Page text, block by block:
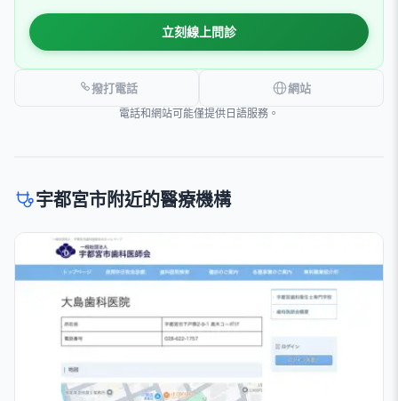
立刻線上問診
撥打電話 網站
電話和網站可能僅提供日語服務。
宇都宮市附近的醫療機構